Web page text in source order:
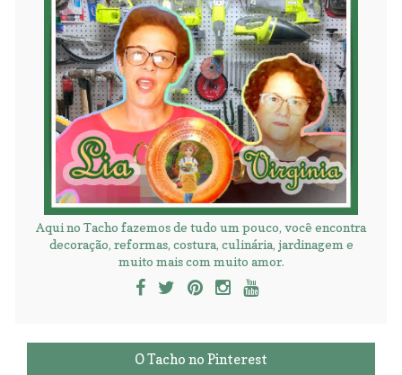
Aqui no Tacho fazemos de tudo um pouco, você encontra
decoração, reformas, costura, culinária, jardinagem e
muito mais com muito amor.
O Tacho no Pinterest